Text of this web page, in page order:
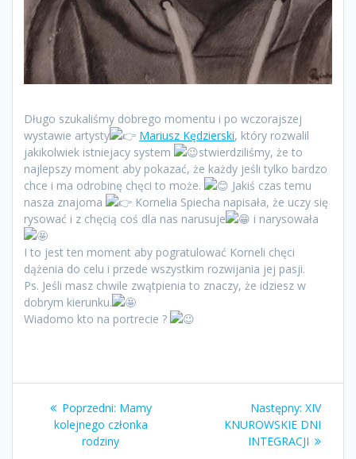
Długo szukaliśmy dobrego momentu i po wczorajszej
wystawie artysty
Mariusz Kędzierski, który rozwalil
jakikolwiek istniejacy system
stwierdziliśmy, że to
najlepszy moment aby pokazać, że każdy jeśli tylko bardzo
chce i ma odrobinę chęci to może.
Jakiś czas temu
nasza znajoma
Kornelia Spiecha napisała, że uczy się
rysować i z chęcią coś dla nas narusuje
i narysowała
I to jest ten moment aby pogratulować Korneli chęci
dążenia do celu i przede wszystkim rozwijania jej pasji.
Ps. Jeśli masz chwile zwątpienia to znaczy, że idziesz w
dobrym kierunku.
Wiadomo kto na portrecie ?
Nawigacja
wpisu
Poprzedni: Poprzedni
wpis:
Mamy
kolejnego członka
rodziny
Następny: Następny
wpis:
XIV
KNUROWSKIE DNI
INTEGRACJI